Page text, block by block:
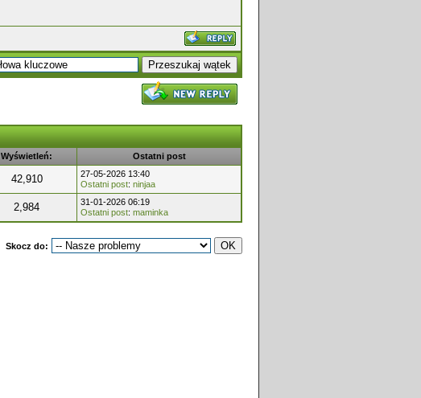
Wyświetleń: Ostatni post
42,910
27-05-2026 13:40
Ostatni post: ninjaa
2,984
31-01-2026 06:19
Ostatni post: maminka
Skocz do: